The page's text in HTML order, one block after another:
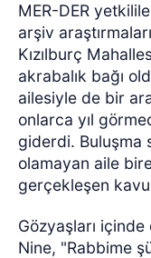
MER-DER
arşiv
Kızılburç
akrabalık bağı
ailesiyle de bir
onlarca yıl
giderdi. Buluşma
olamayan aile
gerçekleşen
Gözyaşları
Nine, "Rabbime